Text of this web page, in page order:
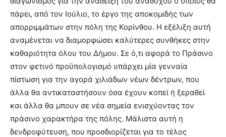
πάρει, από τον Ιούλιο, το έργο της αποκομιδής των
απορριμμάτων στην πόλη της Κορίνθου. Η εξέλιξη αυτή
αναμένεται να διαμορφώσει καλύτερες συνθήκες στην
καθαριότητα όλου του Δήμου. Σε ό,τι αφορά το Πράσινο
στον φετινό προϋπολογισμό υπάρχει μία γενναία
πίστωση για την αγορά χιλιάδων νέων δέντρων, που
άλλα θα αντικαταστήσουν όσα έχουν κοπεί ή ξεραθεί
και άλλα θα μπουν σε νέα σημεία ενισχύοντας τον
πράσινο χαρακτήρα της πόλης. Μάλιστα αυτή η
δενδροφύτευση, που προσδιορίζεται για το τέλος